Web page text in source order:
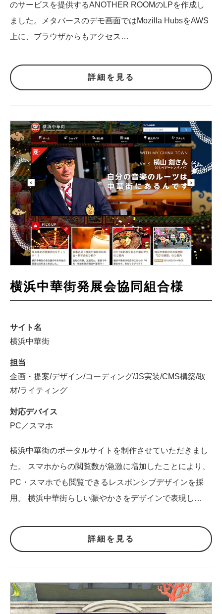
のサービスを提供するANOTHER ROOMのLPを作成し
ました。メタバースのデモ画面ではMozilla HubsをAWS
上に、ブラウザからもアクセス…
詳細を見る
横浜中華街発展会協同組合様
サイト名
横浜中華街
担当
企画・提案/デザイン/コーディング/JS実装/CMS構築/取
材/ライティング
対応デバイス
PC／スマホ
横浜中華街のポータルサイトを制作させていただきまし
た。 スマホからの閲覧数が急激に増加したことにより、
PC・スマホでも閲覧できるレスポンシブデザインを採
用。 横浜中華街らしい賑やかさをデザインで表現し…
詳細を見る